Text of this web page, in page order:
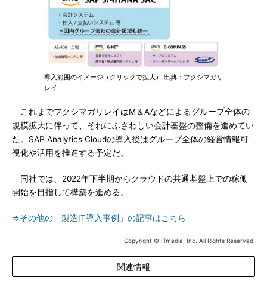
導入範囲のイメージ（クリックで拡大） 出典：フクシマガリ
レイ
これまでフクシマガリレイはM＆Aなどによるグループ全体の
規模拡大に伴って、それにふさわしい会計基盤の整備を進めてい
た。SAP Analytics Cloudの導入後はグループ全体の経営情報可
視化や活用を推進する予定だ。
同社では、2022年下半期からクラウドの共通基盤上での稼働
開始を目指して構築を進める。
⇒その他の「製造IT導入事例」の記事はこちら
Copyright © ITmedia, Inc. All Rights Reserved.
関連情報